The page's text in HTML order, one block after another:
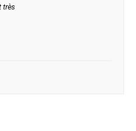
très